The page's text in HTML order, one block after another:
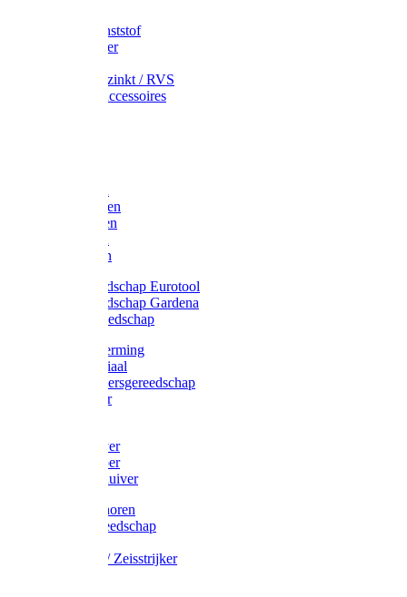
Emmer kunststof
Schepemmer
Emmer verzinkt / RVS
Regenton accessoires
Gazonharken
Asfaltharken
Hooiharken
Handgereedschap Eurotool
Handgereedschap Gardena
Kindergereedschap
Kniebescherming
Afzetmateriaal
Stratenmakersgereedschap
Straathamer
Mestschuiver
Mestschraper
Sneeuwschuiver
Zeis toebehoren
Baggergereedschap
Wetstenen / Zeisstrijker